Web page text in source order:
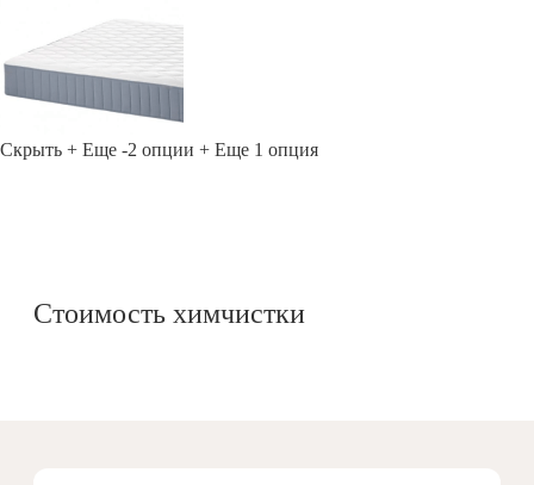
Скрыть + Еще -2 опции + Еще 1 опция
Стоимость химчистки